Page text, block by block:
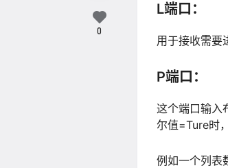
L端口：
用于接收需要
P端口：
这个端口输入
尔值=Ture时
例如一个列
0